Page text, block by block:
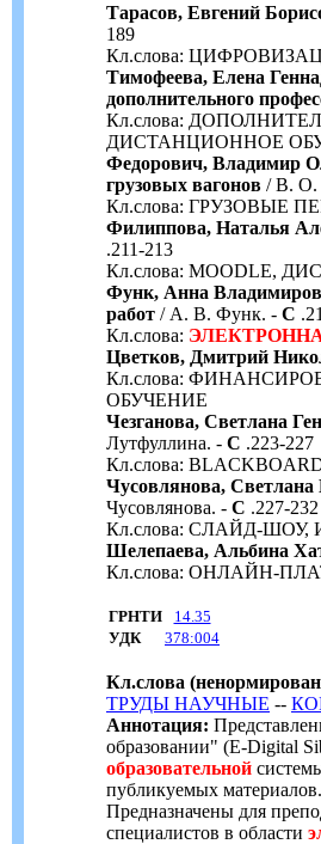
Тарасов, Евгений
189
Кл.слова:
Тимофеева, Елена
дополнительного
Кл.слова:
ДИСТАНЦИОННОЕ
Федорович, Владимир
грузовых вагонов / В. О.
Кл.слова: ГРУЗОВЫЕ
Филиппова, Наталья
.211-213
Кл.слова:
Функ, Анна
работ / А. В. Функ. - С
Кл.слова:
Цветков, Дмитрий
Кл.слова:
ОБУЧЕНИЕ
Чезганова, Светлана
Лутфуллина. - С .223-227
Кл.слова:
Чусовлянова, Светлана
Чусовлянова. - С .227-232
Кл.слова: СЛАЙД-
Шелепаева, Альбина
Кл.слова: ОНЛАЙН-
ГРНТИ
14.35
УДК
378:004
Кл.слова
ТРУДЫ НАУЧНЫЕ --
Аннотация:
образовании" (E-Digital
образовательной
публикуемых материалов.
Предназначены для
специалистов в области